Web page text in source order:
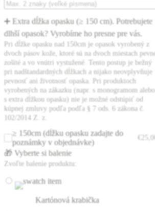
➕ Extra dĺžka opasku (≥ 150 cm). Potrebujete
dlhší opasok? Vyrobíme ho presne pre vás.
Pri dĺžke opasku nad 150cm je opasok vyrobený z
dvoch pásov kože, ktoré sú na dvoch miestach
zošité a vo vnútri vystužené. Tento postup je bežný
pri nadštandardných dĺžkach a nijako neovplyvňuje
pevnosť ani životnosť opaska. Pri produktoch
vyrobených na zákazku (napr. s monogramom alebo
s extra dĺžkou opasku) nie je možné odstúpiť od
kúpnej zmluvy podľa podľa § 7 ods. 6 zákona č.
102/2014 Z. z.
≥ 150cm (dĺžku opasku zadajte do
poznámky v objednávke)
€
🎁 Vyberte si balenie
Zvoľte balenie produktu:
Kartónová krabička